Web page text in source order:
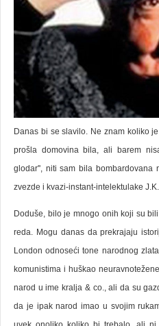
Danas bi se slavilo. Ne znam koliko
prošla domovina bila, ali barem
glodar'', niti sam bila bombardovana
zvezde i kvazi-instant-intelektulake J.K.
Doduše, bilo je mnogo onih koji su
reda. Mogu danas da prekrajaju
London odnoseći tone narodnog
komunistima i huškao
narod u ime kralja & co., ali da su
da je ipak narod imao u svojim